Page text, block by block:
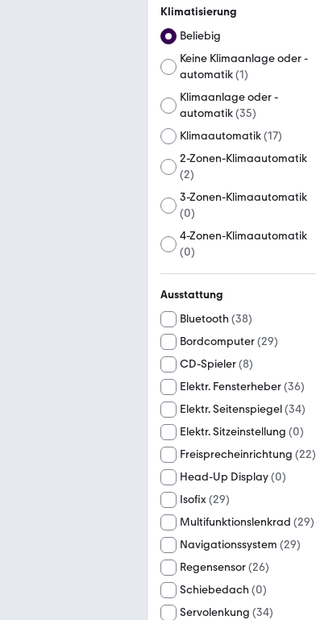
Klimatisierung
Beliebig
Keine Klimaanlage oder -
automatik(1)
Klimaanlage oder -
automatik(35)
Klimaautomatik(17)
2-Zonen-Klimaautomatik
(2)
3-Zonen-Klimaautomatik
(0)
4-Zonen-Klimaautomatik
(0)
Ausstattung
Bluetooth (38)
Bordcomputer(29)
CD-Spieler(8)
Elektr. Fensterheber(36)
Elektr. Seitenspiegel(34)
Elektr. Sitzeinstellung (0)
Freisprecheinrichtung (22)
Head-Up Display(0)
Isofix(29)
Multifunktionslenkrad (29)
Navigationssystem (29)
Regensensor(26)
Schiebedach (0)
Servolenkung (34)